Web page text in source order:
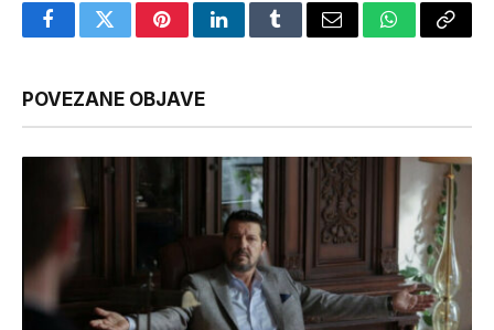
FacebookTwitterPinterestLinkedInTumblrEmail WhatsApp
Copy
POVEZANE OBJAVE